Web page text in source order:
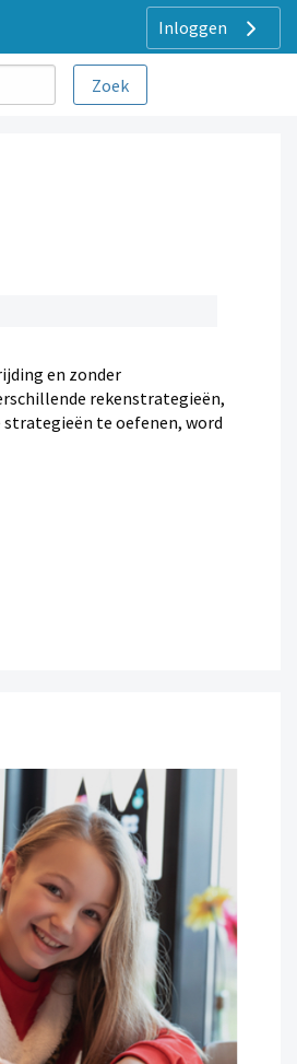
Inloggen
en zonder
rekenstrategieën,
strategieën te oefenen, word